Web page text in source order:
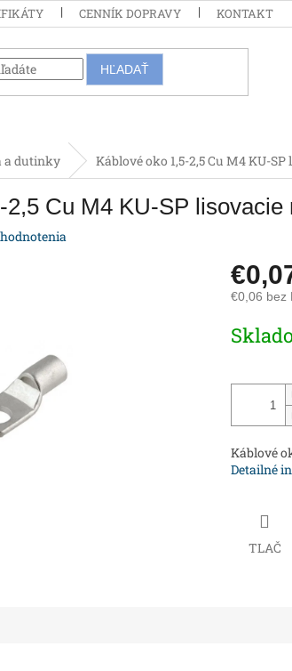
CENNÍK DOPRAVY KONTAKT
HĽADAŤ
a dutinky Káblové oko 1,5-2,5 Cu M4 KU-
2,5 Cu M4 KU-SP lisovacie
€0,06 bez
cena:
Káblové
Detailné
TLAČ